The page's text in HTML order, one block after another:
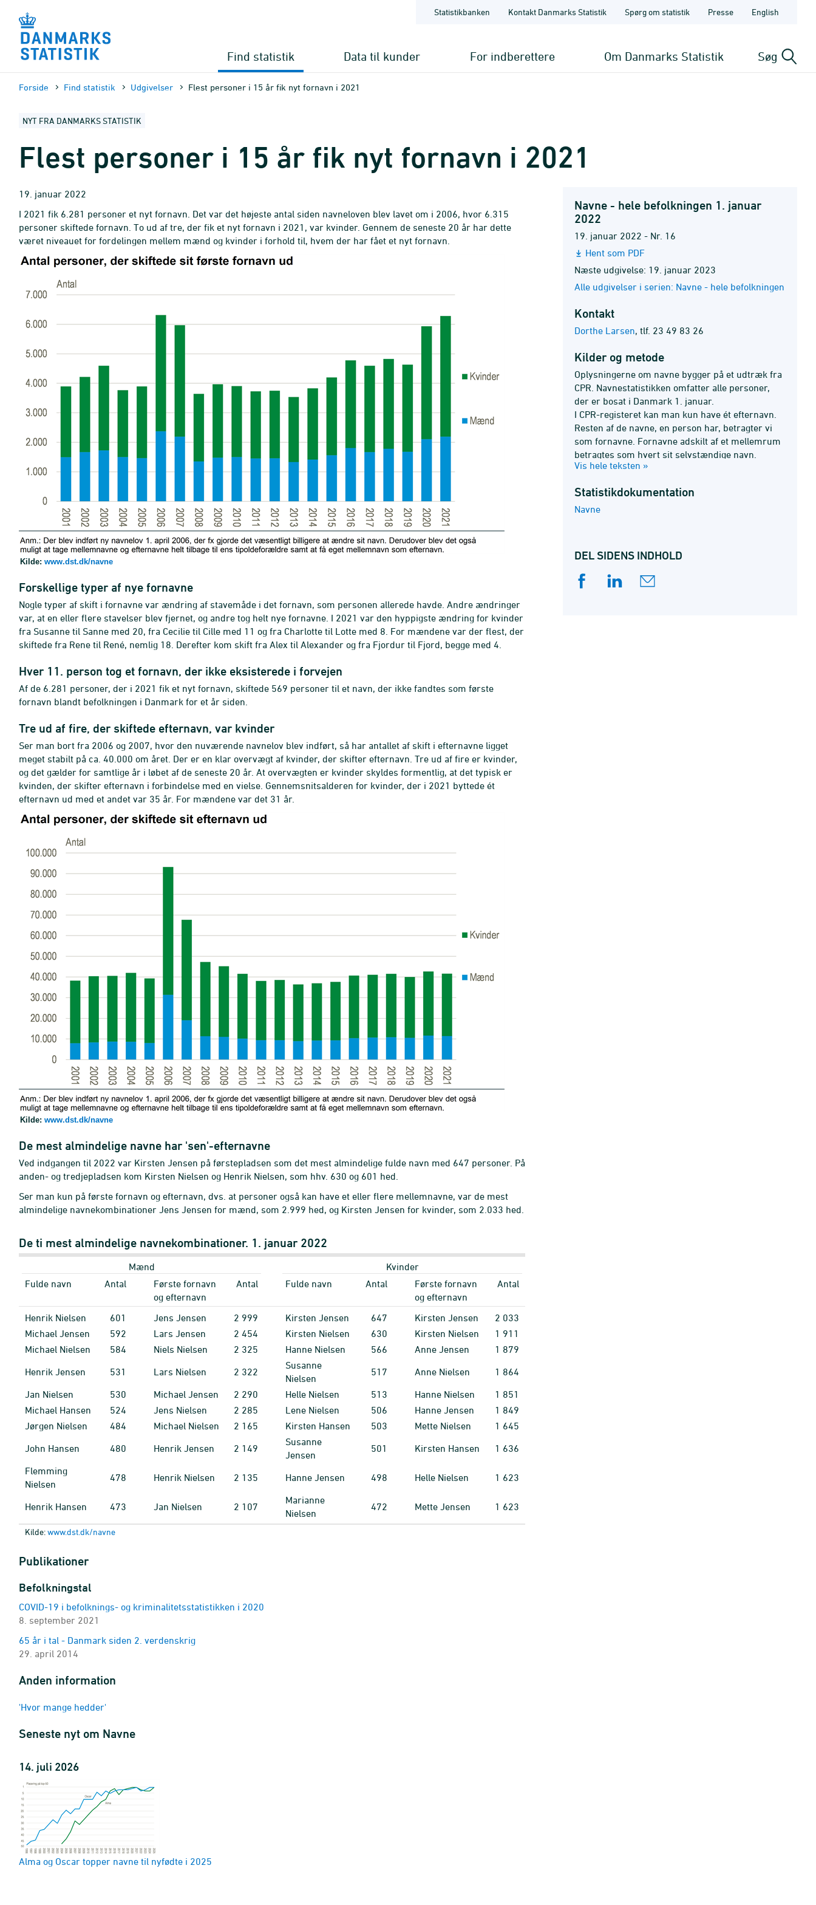
sidens
indhold
Statistikbanken Kontakt Danmarks Statistik Spørg om statistik Presse English
Find statistik Data til kunder For indberettere Om Danmarks Statistik Søg
Forside Find statistik Udgivelser Flest personer i 15 år fik nyt fornavn i 2021
NYT FRA DANMARKS STATISTIK
Flest personer i 15 år fik nyt fornavn i 2021
19. januar 2022
I 2021 fik 6.281 personer et nyt fornavn. Det var det højeste antal siden navneloven blev lavet om i 2006, hvor 6.315
personer skiftede fornavn. To ud af tre, der fik et nyt fornavn i 2021, var kvinder. Gennem de seneste 20 år har dette
været niveauet for fordelingen mellem mænd og kvinder i forhold til, hvem der har fået et nyt fornavn.
Kilde: www.dst.dk/navne
Forskellige typer af nye fornavne
Nogle typer af skift i fornavne var ændring af stavemåde i det fornavn, som personen allerede havde. Andre ændringer
var, at en eller flere stavelser blev fjernet, og andre tog helt nye fornavne. I 2021 var den hyppigste ændring for kvinder
fra Susanne til Sanne med 20, fra Cecilie til Cille med 11 og fra Charlotte til Lotte med 8. For mændene var der flest, der
skiftede fra Rene til René, nemlig 18. Derefter kom skift fra Alex til Alexander og fra Fjordur til Fjord, begge med 4.
Hver 11. person tog et fornavn, der ikke eksisterede i forvejen
Af de 6.281 personer, der i 2021 fik et nyt fornavn, skiftede 569 personer til et navn, der ikke fandtes som første
fornavn blandt befolkningen i Danmark for et år siden.
Tre ud af fire, der skiftede efternavn, var kvinder
Ser man bort fra 2006 og 2007, hvor den nuværende navnelov blev indført, så har antallet af skift i efternavne ligget
meget stabilt på ca. 40.000 om året. Der er en klar overvægt af kvinder, der skifter efternavn. Tre ud af fire er kvinder,
og det gælder for samtlige år i løbet af de seneste 20 år. At overvægten er kvinder skyldes formentlig, at det typisk er
kvinden, der skifter efternavn i forbindelse med en vielse. Gennemsnitsalderen for kvinder, der i 2021 byttede ét
efternavn ud med et andet var 35 år. For mændene var det 31 år.
Kilde: www.dst.dk/navne
De mest almindelige navne har 'sen'-efternavne
Ved indgangen til 2022 var Kirsten Jensen på førstepladsen som det mest almindelige fulde navn med 647 personer. På
anden- og tredjepladsen kom Kirsten Nielsen og Henrik Nielsen, som hhv. 630 og 601 hed.
Ser man kun på første fornavn og efternavn, dvs. at personer også kan have et eller flere mellemnavne, var de mest
almindelige navnekombinationer Jens Jensen for mænd, som 2.999 hed, og Kirsten Jensen for kvinder, som 2.033 hed.
De ti mest almindelige navnekombinationer. 1. januar 2022
Mænd
Kvinder
Fulde navn
Antal
Første fornavn
og efternavn
Antal Fulde navn Antal
Første fornavn
og efternavn
Antal
Henrik Nielsen 601 Jens Jensen 2 999 Kirsten Jensen 647 Kirsten Jensen 2 033
Michael Jensen
592 Lars Jensen 2 454 Kirsten Nielsen 630 Kirsten Nielsen 1 911
Michael Nielsen
584 Niels Nielsen 2 325 Hanne Nielsen 566 Anne Jensen 1 879
Henrik Jensen 531 Lars Nielsen 2 322
Susanne
Nielsen
517 Anne Nielsen 1 864
Jan Nielsen 530 Michael Jensen 2 290 Helle Nielsen 513 Hanne Nielsen 1 851
Michael Hansen
524 Jens Nielsen 2 285 Lene Nielsen 506 Hanne Jensen 1 849
Jørgen Nielsen
484 Michael Nielsen 2 165 Kirsten Hansen 503 Mette Nielsen 1 645
John Hansen 480 Henrik Jensen 2 149
Susanne
Jensen
501 Kirsten Hansen 1 636
Flemming
Nielsen
478 Henrik Nielsen 2 135 Hanne Jensen 498 Helle Nielsen 1 623
Henrik Hansen 473 Jan Nielsen 2 107
Marianne
Nielsen
472 Mette Jensen 1 623
Kilde:www.dst.dk/navne
Navne - hele befolkningen 1. januar
2022
19. januar 2022 - Nr. 16
Hent som PDF
Næste udgivelse: 19. januar 2023
Alle udgivelser i serien: Navne - hele befolkningen
Kontakt
Dorthe Larsen, tlf. 23 49 83 26
Kilder og metode
Oplysningerne om navne bygger på et udtræk fra
CPR. Navnestatistikken omfatter alle personer,
der er bosat i Danmark 1. januar.
I CPR-registeret kan man kun have ét efternavn.
Resten af de navne, en person har, betragter vi
som fornavne. Fornavne adskilt af et mellemrum
betragtes som hvert sit selvstændige navn.
Vis hele teksten »
Statistik­dokumentation
Navne
DEL SIDENS INDHOLD
Publikationer
Befolkningstal
COVID-19 i befolknings- og kriminalitetsstatistikken i 2020
8. september 2021
65 år i tal - Danmark siden 2. verdenskrig
29. april 2014
Anden information
'Hvor mange hedder'
Seneste nyt om Navne
14. juli 2026
Alma og Oscar topper navne til nyfødte i 2025